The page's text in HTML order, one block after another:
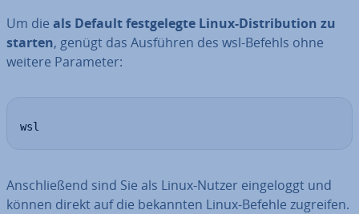
Um die als Default fest­ge­leg­te Linux-Dis­tri­bu­ti­on zu
starten, genügt das Ausführen des wsl-Befehls ohne
weitere Parameter:
wsl
An­schlie­ßend sind Sie als Linux-Nutzer ein­ge­loggt und
können direkt auf die bekannten Linux-Befehle zugreifen.